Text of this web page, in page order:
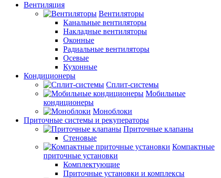
Вентиляция
Вентиляторы
Канальные вентиляторы
Накладные вентиляторы
Оконные
Радиальные вентиляторы
Осевые
Кухонные
Кондиционеры
Сплит-системы
Мобильные
кондиционеры
Моноблоки
Приточные системы и рекуператоры
Приточные клапаны
Стеновые
Компактные
приточные установки
Комплектующие
Приточные установки и комплексы